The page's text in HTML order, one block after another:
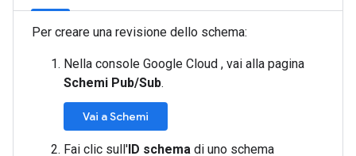
Per creare una revisione dello schema:
Nella console Google Cloud , vai alla pagina
Schemi Pub/Sub.
Vai a Schemi
Fai clic sull'ID schema di uno schema